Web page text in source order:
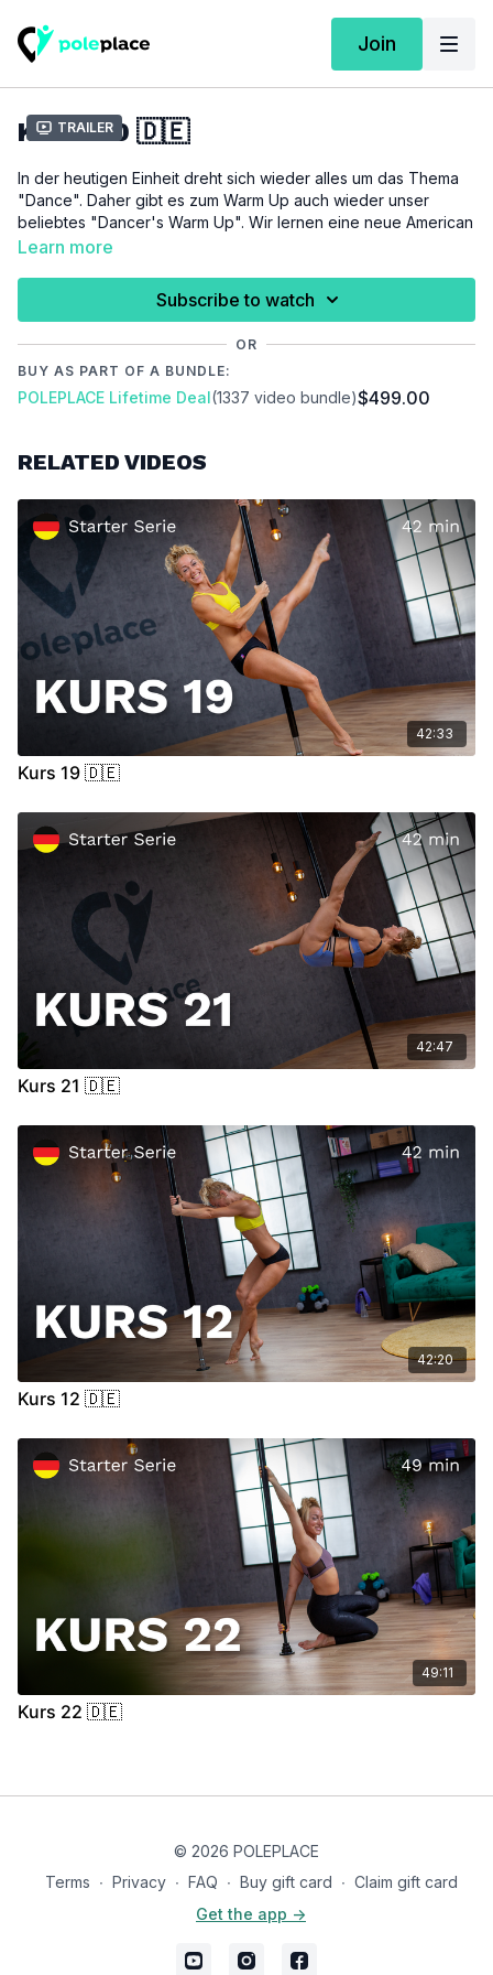
Join
Trailer
KURS 20 🇩🇪
In der heutigen Einheit dreht sich wieder alles um das Thema
"Dance". Daher gibt es zum Warm Up auch wieder unser
beliebtes "Dancer's Warm Up". Wir lernen eine neue American
Turn Variante und wiederholen den Boomerang Spin und den
American Turn Knee Variation
WICHTIG:Versuche beim Training immer auf die Zeichen und
oder an anderen Stellen deines Körpers verspüren, raten wir
Video Chapter:
Introduction
00:18
Warm Up
(Dancer's Warm Up)
08:45Technik
38:25Cool Down(Whole Body Relaxation)
Learn more
Subscribe to watch
OR
BUY AS PART OF A BUNDLE:
POLEPLACE Lifetime Deal(1337 video bundle)$499.00
RELATED VIDEOS
42:33
Kurs 19 🇩🇪
42:47
Kurs 21 🇩🇪
42:20
Kurs 12 🇩🇪
49:11
Kurs 22 🇩🇪
© 2026 POLEPLACE
Terms ∙ Privacy ∙ FAQ ∙ Buy gift card ∙ Claim gift card
Get the app ->